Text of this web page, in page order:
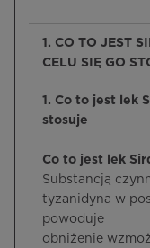
1. CO TO JEST
CELU SIĘ GO
1. Co to jest lek
stosuje
Co to jest lek
Substancją
tyzanidyna w
powoduje
obniżenie